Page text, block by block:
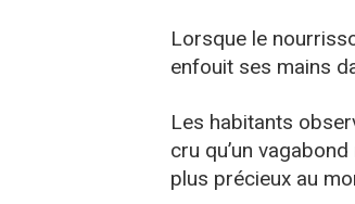
Lorsque le
enfouit ses mains
Les habitants
cru qu’un
plus précieux au